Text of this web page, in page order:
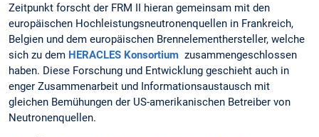
Zeitpunkt forscht der FRM II hieran gemeinsam mit den
europäischen Hochleistungsneutronenquellen in Frankreich,
Belgien und dem europäischen Brennelementhersteller, welche
sich zu dem HERACLES Konsortium zusammengeschlossen
haben. Diese Forschung und Entwicklung geschieht auch in
enger Zusammenarbeit und Informationsaustausch mit
gleichen Bemühungen der US-amerikanischen Betreiber von
Neutronenquellen.